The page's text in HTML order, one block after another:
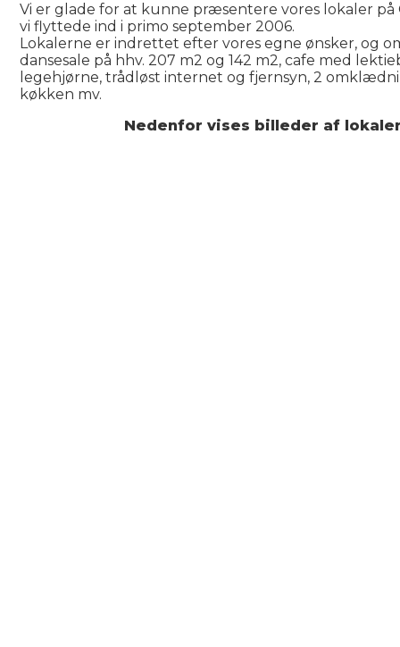
Vi er glade for at kunne præsentere vores lokaler på
vi flyttede ind i primo september 2006.
Lokalerne er indrettet efter vores egne ønsker, og
dansesale på hhv. 207 m2 og 142 m2, cafe med
legehjørne, trådløst internet og fjernsyn, 2
køkken mv.
Nedenfor vises billeder af